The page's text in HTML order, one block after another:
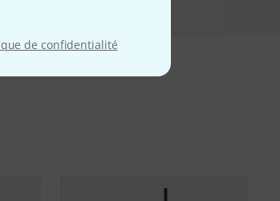
de confidentialité